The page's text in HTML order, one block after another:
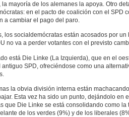
la mayoría de los alemanes la apoya. Otro
en el pacto de coalición con el SPD
a cambiar el pago del paro.
los socialdemócratas están acosados por
no va a perder votantes con el previsto
está Die Linke (La Izquierda), que en el
antiguo SPD, ofreciéndose como una
la obvia división interna están
Esta vez ha sido un punto, dejándolo en
que Die Linke se está consolidando como la
de los verdes (9%) y de los liberales